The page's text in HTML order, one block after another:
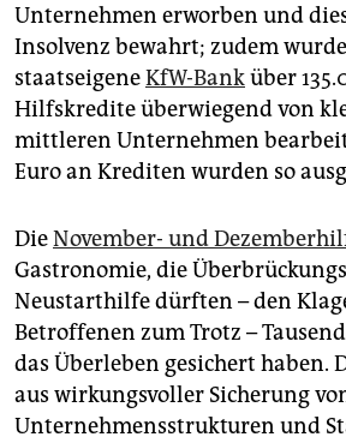
Unternehmen erworben und
Insolvenz bewahrt; zudem
staatseigeneKfW-Banküber
Hilfskredite überwiegend von
mittleren Unternehmen
Euro an Krediten wurden so
DieNovember- und
Gastronomie, die
Neustarthilfe dürften – den
Betroffenen zum Trotz –
das Überleben gesichert haben.
aus wirkungsvoller Sicherung
Unternehmensstrukturen und